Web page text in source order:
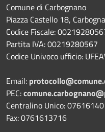
Comune di Carbognano
Piazza Castello 18,
Codice Fiscale:
Partita IVA: 00219280567
Codice Univoco ufficio:
Email:
PEC:
Centralino Unico:
Fax: 0761613716